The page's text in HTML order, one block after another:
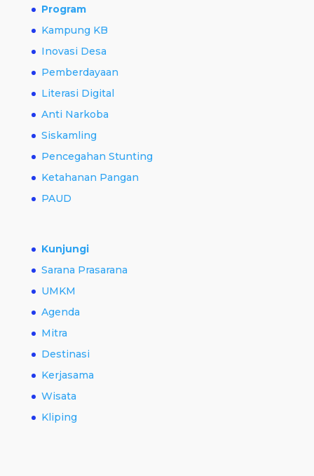
Program
Kampung KB
Inovasi Desa
Pemberdayaan
Literasi Digital
Anti Narkoba
Siskamling
Pencegahan Stunting
Ketahanan Pangan
PAUD
Kunjungi
Sarana Prasarana
UMKM
Agenda
Mitra
Destinasi
Kerjasama
Wisata
Kliping